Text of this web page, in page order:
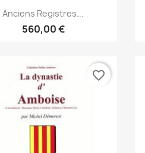
Anteprima
Anciens Registres...
560,00 €
favorite_border